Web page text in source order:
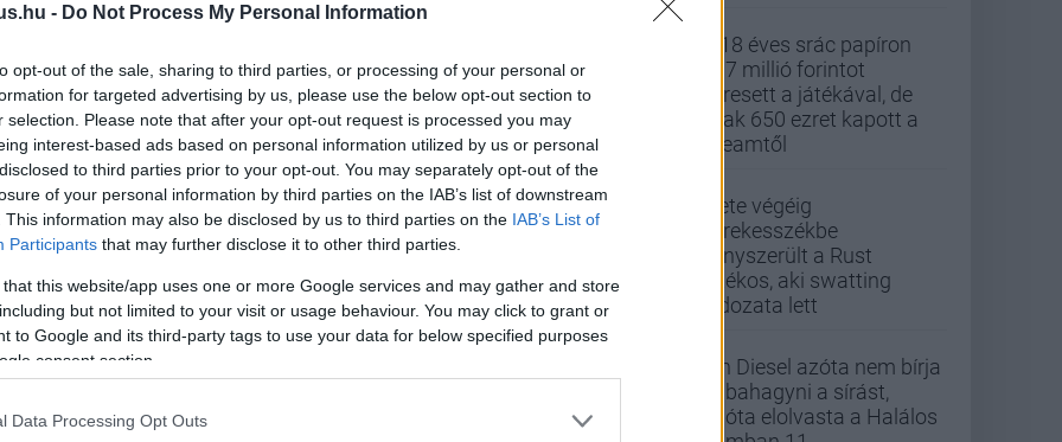
- Do Not Process My Personal Information
opt-out of the sale, sharing to third parties, or processing of your personal or
for targeted advertising by us, please use the below opt-out section to
selection. Please note that after your opt-out request is processed you may
interest-based ads based on personal information utilized by us or personal
to third parties prior to your opt-out. You may separately opt-out of the
of your personal information by third parties on the IAB’s list of downstream
This information may also be disclosed by us to third parties on the IAB’s List of
Participants that may further disclose it to other third parties.
that this website/app uses one or more Google services and may gather and store
but not limited to your visit or usage behaviour. You may click to grant or
to Google and its third-party tags to use your data for below specified purposes
consent section.
Data Processing Opt Outs
Dalan Musson, Rob Edwards, Julius Onah,
magas az MCU filmek történetében, és felveti a
e koherenciahiányt a történetben.
mellett olyan neves színészek is szerepelnek,
Tim Blake Nelson. A történet középpontjában Sam
az Egyesült Államok új elnökével, Thaddeus
nemzetközi incidens közepén találja magát, és
a világot fenyegető globális tervet.
A 18 éves srác papíron
437 millió forintot
keresett a játékával, de
csak 650 ezret kapott a
Steamtől
Élete végéig
kerekesszékbe
kényszerült a Rust
játékos, aki swatting
áldozata lett
Vin Diesel azóta nem bírja
abbahagyni a sírást,
mióta elolvasta a Halálos